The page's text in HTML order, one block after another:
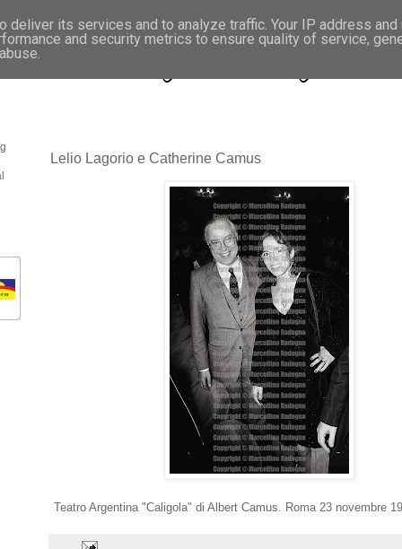
Fotonotizie per la stampa
Lelio Lagorio e Catherine Camus
Teatro Argentina "Caligola" di Albert Camus. Roma 23 novembre
its services and to analyze traffic. Your IP address and
and security metrics to ensure quality of service,